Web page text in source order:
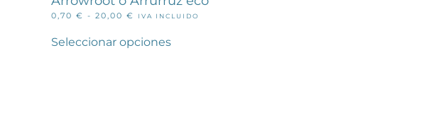
0,70 € - 20,00 €
RANGO
PRECIOS:
DESDE
IVA INCLUIDO
Seleccionar opcionesproducto